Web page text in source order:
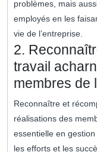
problèmes, mais
employés en les
vie de l’entreprise.
2.
travail
membres de
Reconnaître et
réalisations des
essentielle en
les efforts et les